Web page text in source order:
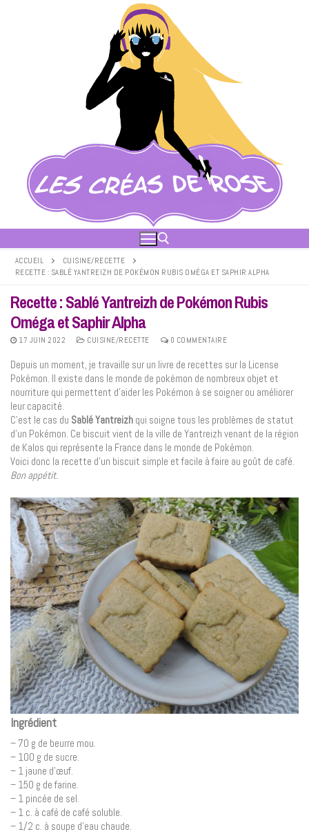
Rechercher :
ACCUEIL
CUISINE/RECETTE
RECETTE : SABLÉ YANTREIZH DE POKÉMON RUBIS OMÉGA ET SAPHIR ALPHA
Recette : Sablé Yantreizh de Pokémon Rubis
Oméga et Saphir Alpha
17 JUIN 2022 CUISINE/RECETTE 0 COMMENTAIRE
Depuis un moment, je travaille sur un livre de recettes sur la License
Pokémon. Il existe dans le monde de pokémon de nombreux objet et
nourriture qui permettent d’aider les Pokémon à se soigner ou améliorer
leur capacité.
C’est le cas du Sablé Yantreizh qui soigne tous les problèmes de statut
d’un Pokémon. Ce biscuit vient de la ville de Yantreizh venant de la région
de Kalos qui représente la France dans le monde de Pokémon.
Voici donc la recette d’un biscuit simple et facile à faire au goût de café.
Bon appétit.
Ingrédient
– 70 g de beurre mou.
– 100 g de sucre.
– 1 jaune d’œuf.
– 150 g de farine.
– 1 pincée de sel.
– 1 c. à café de café soluble.
– 1/2 c. à soupe d’eau chaude.